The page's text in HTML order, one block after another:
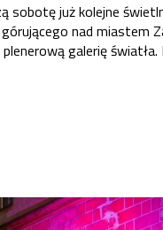
sobotę już kolejne
nad miastem
galerię